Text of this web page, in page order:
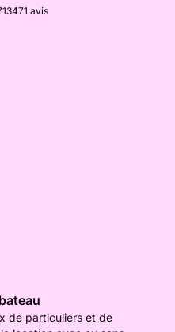
avis
de particuliers et de